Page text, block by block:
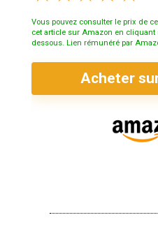
Vous pouvez consulter le prix de
cet article sur Amazon en
dessous. Lien rémunéré par
Acheter